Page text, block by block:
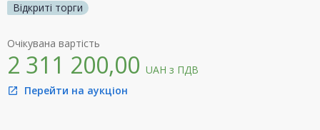
Відкриті торги
Очікувана вартість
2 311 200,00 UAH з ПДВ
open_in_new Перейти на аукціон